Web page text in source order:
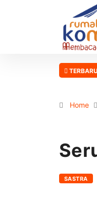
TERBARU
Home
SASTRA